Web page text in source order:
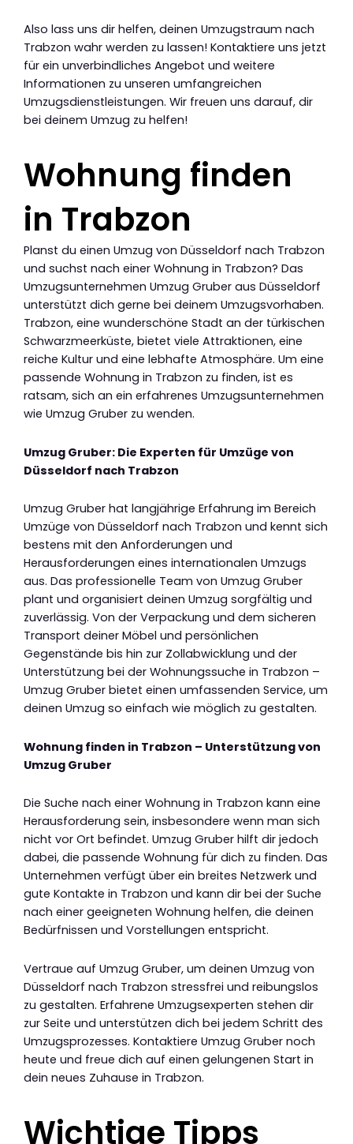
Also lass uns dir helfen, deinen Umzugstraum nach
Trabzon wahr werden zu lassen! Kontaktiere uns jetzt
für ein unverbindliches Angebot und weitere
Informationen zu unseren umfangreichen
Umzugsdienstleistungen. Wir freuen uns darauf, dir
bei deinem Umzug zu helfen!
Wohnung finden
in Trabzon
Planst du einen Umzug von Düsseldorf nach Trabzon
und suchst nach einer Wohnung in Trabzon? Das
Umzugsunternehmen Umzug Gruber aus Düsseldorf
unterstützt dich gerne bei deinem Umzugsvorhaben.
Trabzon, eine wunderschöne Stadt an der türkischen
Schwarzmeerküste, bietet viele Attraktionen, eine
reiche Kultur und eine lebhafte Atmosphäre. Um eine
passende Wohnung in Trabzon zu finden, ist es
ratsam, sich an ein erfahrenes Umzugsunternehmen
wie Umzug Gruber zu wenden.
Umzug Gruber: Die Experten für Umzüge von
Düsseldorf nach Trabzon
Umzug Gruber hat langjährige Erfahrung im Bereich
Umzüge von Düsseldorf nach Trabzon und kennt sich
bestens mit den Anforderungen und
Herausforderungen eines internationalen Umzugs
aus. Das professionelle Team von Umzug Gruber
plant und organisiert deinen Umzug sorgfältig und
zuverlässig. Von der Verpackung und dem sicheren
Transport deiner Möbel und persönlichen
Gegenstände bis hin zur Zollabwicklung und der
Unterstützung bei der Wohnungssuche in Trabzon –
Umzug Gruber bietet einen umfassenden Service, um
deinen Umzug so einfach wie möglich zu gestalten.
Wohnung finden in Trabzon – Unterstützung von
Umzug Gruber
Die Suche nach einer Wohnung in Trabzon kann eine
Herausforderung sein, insbesondere wenn man sich
nicht vor Ort befindet. Umzug Gruber hilft dir jedoch
dabei, die passende Wohnung für dich zu finden. Das
Unternehmen verfügt über ein breites Netzwerk und
gute Kontakte in Trabzon und kann dir bei der Suche
nach einer geeigneten Wohnung helfen, die deinen
Bedürfnissen und Vorstellungen entspricht.
Vertraue auf Umzug Gruber, um deinen Umzug von
Düsseldorf nach Trabzon stressfrei und reibungslos
zu gestalten. Erfahrene Umzugsexperten stehen dir
zur Seite und unterstützen dich bei jedem Schritt des
Umzugsprozesses. Kontaktiere Umzug Gruber noch
heute und freue dich auf einen gelungenen Start in
dein neues Zuhause in Trabzon.
Wichtige Tipps